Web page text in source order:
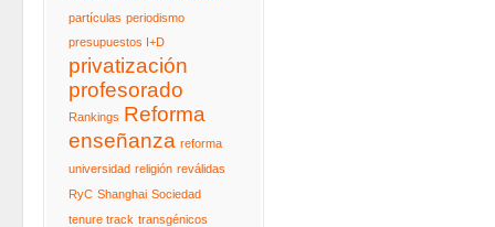
partículas periodismo
presupuestos I+D
privatización
profesorado
Rankings Reforma
enseñanza reforma
universidad religión reválidas
RyC Shanghai Sociedad
tenure track transgénicos